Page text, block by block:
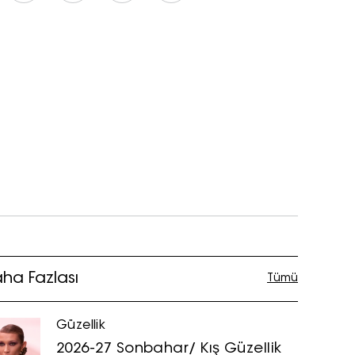
Fazlası Tümü
Güzellik
2026-27 Sonbahar/ Kış Güzellik